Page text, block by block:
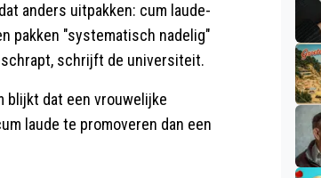
anders uitpakken: cum laude-
pakken "systematisch nadelig"
schrijft de universiteit.
blijkt dat een vrouwelijke
laude te promoveren dan een